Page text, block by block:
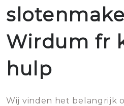
Wirdum fr
hulp
Wij vinden het belangrijk